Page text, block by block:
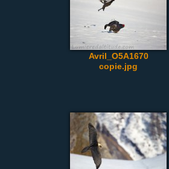
Avril_O5A1670
copie.jpg